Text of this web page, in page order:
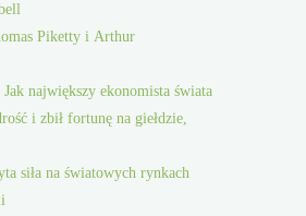
Piketty i Arthur
największy ekonomista świata
i zbił fortunę na giełdzie,
siła na światowych rynkach